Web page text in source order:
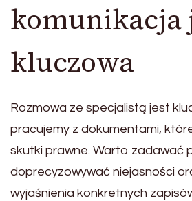
komunikacja
kluczowa
Rozmowa ze specjalistą jest
pracujemy z dokumentami,
skutki prawne. Warto zadawać
doprecyzowywać niejasności
wyjaśnienia konkretnych